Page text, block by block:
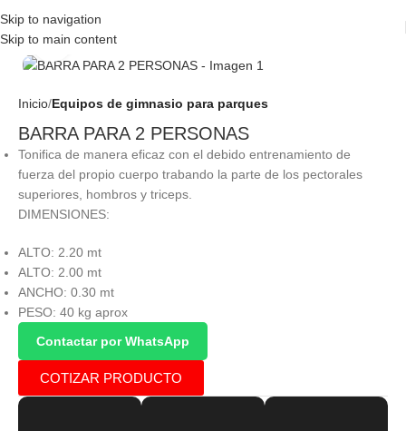
Skip to navigation
Skip to main content
Click to enlarge
Inicio Equipos de gimnasio para parques
BARRA PARA 2 PERSONAS
Tonifica de manera eficaz con el debido entrenamiento de
fuerza del propio cuerpo trabando la parte de los pectorales
superiores, hombros y triceps.
DIMENSIONES:
ALTO: 2.20 mt
ALTO: 2.00 mt
ANCHO: 0.30 mt
PESO: 40 kg aprox
Contactar por WhatsApp
COTIZAR PRODUCTO